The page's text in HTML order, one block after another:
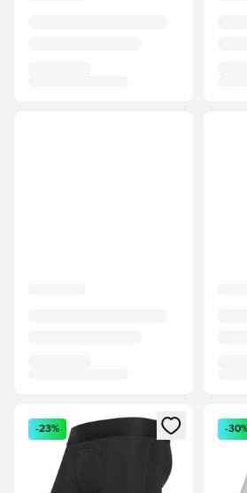
Opent een venster om in te loggen
-23% -